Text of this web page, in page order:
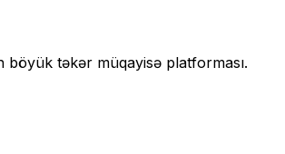
böyük təkər müqayisə platforması.